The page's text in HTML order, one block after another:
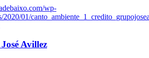
wp-
2020/01/
Avillez